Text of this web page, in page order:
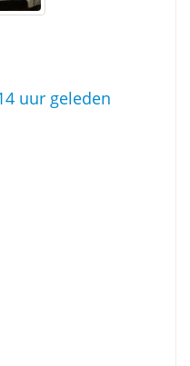
uur geleden